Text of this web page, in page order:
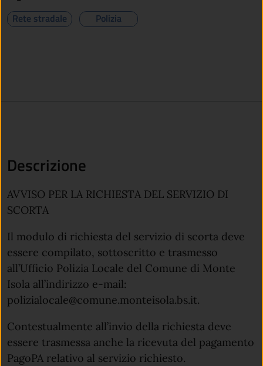
Rete stradale
Polizia
Descrizione
AVVISO PER LA RICHIESTA DEL SERVIZIO DI
SCORTA
Il modulo di richiesta del servizio di scorta deve
essere compilato, sottoscritto e trasmesso
all’Ufficio Polizia Locale del Comune di Monte
Isola all’indirizzo e-mail:
polizialocale@comune.monteisola.bs.it.
Contestualmente all’invio della richiesta deve
essere trasmessa anche la ricevuta del pagamento
PagoPA relativo al servizio richiesto.